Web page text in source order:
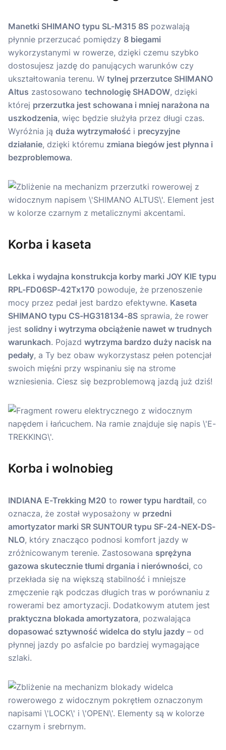
Manetki SHIMANO typu SL-M315 8S pozwalają
płynnie przerzucać pomiędzy 8 biegami
wykorzystanymi w rowerze, dzięki czemu szybko
dostosujesz jazdę do panujących warunków czy
ukształtowania terenu. W tylnej przerzutce SHIMANO
Altus zastosowano technologię SHADOW, dzięki
której przerzutka jest schowana i mniej narażona na
uszkodzenia, więc będzie służyła przez długi czas.
Wyróżnia ją duża wytrzymałość i precyzyjne
działanie, dzięki któremu zmiana biegów jest płynna i
bezproblemowa.
Korba i kaseta
Lekka i wydajna konstrukcja korby marki JOY KIE typu
RPL-FD06SP-42Tx170 powoduje, że przenoszenie
mocy przez pedał jest bardzo efektywne. Kaseta
SHIMANO typu CS-HG318134-8S sprawia, że rower
jest solidny i wytrzyma obciążenie nawet w trudnych
warunkach. Pojazd wytrzyma bardzo duży nacisk na
pedały, a Ty bez obaw wykorzystasz pełen potencjał
swoich mięśni przy wspinaniu się na strome
wzniesienia. Ciesz się bezproblemową jazdą już dziś!
Korba i wolnobieg
INDIANA E-Trekking M20 to rower typu hardtail, co
oznacza, że został wyposażony w przedni
amortyzator marki SR SUNTOUR typu SF-24-NEX-DS-
NLO, który znacząco podnosi komfort jazdy w
zróżnicowanym terenie. Zastosowana sprężyna
gazowa skutecznie tłumi drgania i nierówności, co
przekłada się na większą stabilność i mniejsze
zmęczenie rąk podczas długich tras w porównaniu z
rowerami bez amortyzacji. Dodatkowym atutem jest
praktyczna blokada amortyzatora, pozwalająca
dopasować sztywność widelca do stylu jazdy – od
płynnej jazdy po asfalcie po bardziej wymagające
szlaki.